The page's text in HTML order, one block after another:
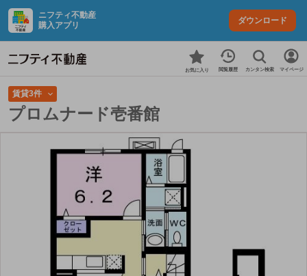
ニフティ不動産
購入アプリ
ダウンロード
お気に入り 閲覧履歴 カンタン検索 マイページ
賃貸3件
プロムナード壱番館